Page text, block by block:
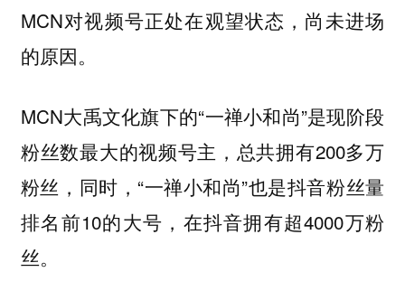
MCN对视频号正处在观望状态，尚未进场
的原因。
MCN大禹文化旗下的“一禅小和尚”是现阶段
粉丝数最大的视频号主，总共拥有200多万
粉丝，同时，“一禅小和尚”也是抖音粉丝量
排名前10的大号，在抖音拥有超4000万粉
丝。